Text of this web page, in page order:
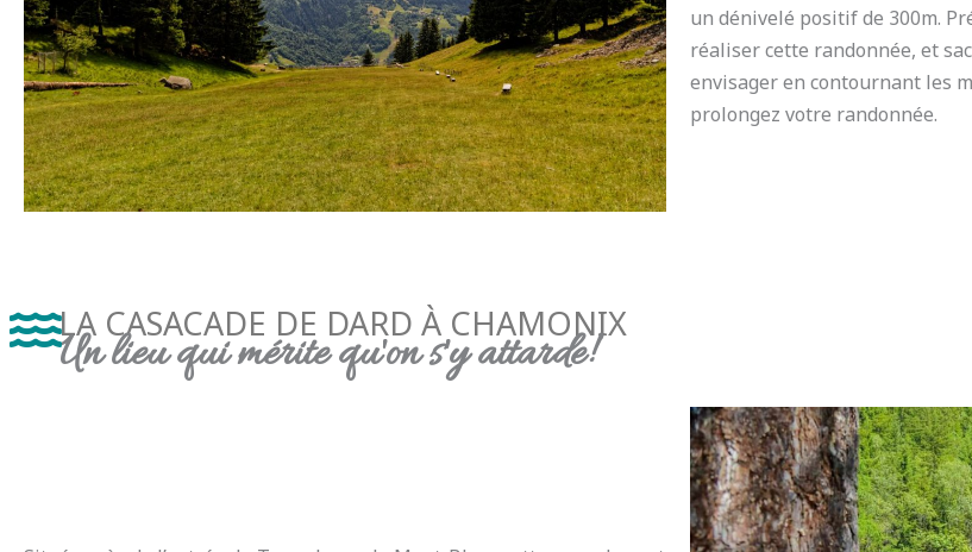
un dénivelé positif de 300m.
réaliser cette randonnée, et
envisager en contournant les
prolongez votre randonnée.
LA CASACADE DE DARD À CHAMONIX
Un lieu qui mérite qu'on s'y attarde!